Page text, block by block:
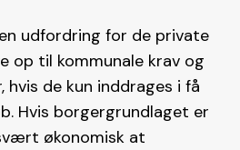
udfordring for de private
op til kommunale krav og
hvis de kun inddrages i få
Hvis borgergrundlaget er
økonomisk at